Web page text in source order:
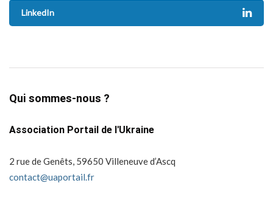
LinkedIn
Qui sommes-nous ?
Association Portail de l'Ukraine
2 rue de Genêts, 59650 Villeneuve d’Ascq
contact@uaportail.fr